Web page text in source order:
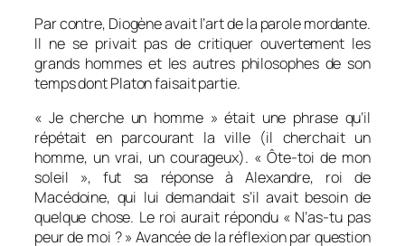
Par contre, Diogène avait l’art de la parole mordante.
Il ne se privait pas de critiquer ouvertement les
grands hommes et les autres philosophes de son
temps dont Platon faisait partie.
« Je cherche un homme» était une phrase qu’il
répétait en parcourant la ville (il cherchait un
homme, un vrai, un courageux). «Ôte-toi de mon
soleil », fut sa réponse à Alexandre, roi de
Macédoine, qui lui demandait s’il avait besoin de
quelque chose. Le roi aurait répondu « N’as-tu pas
peur de moi ? » Avancée de la réflexion par question